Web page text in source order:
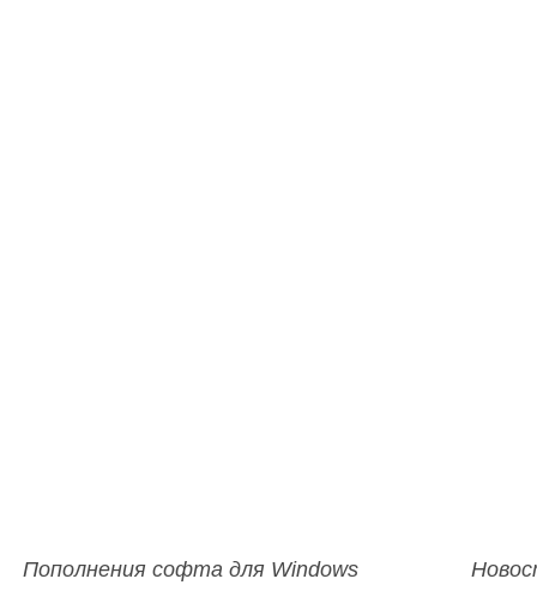
Пополнения софта для Windows